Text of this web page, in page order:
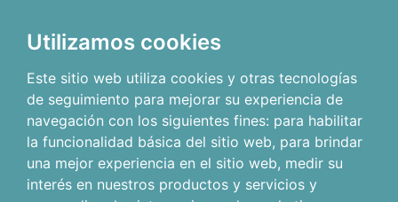
Utilizamos cookies
Este sitio web utiliza cookies y otras tecnologías
de seguimiento para mejorar su experiencia de
navegación con los siguientes fines: para habilitar
la funcionalidad básica del sitio web, para brindar
una mejor experiencia en el sitio web, medir su
interés en nuestros productos y servicios y